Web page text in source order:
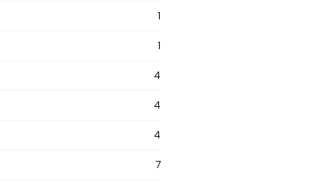
1
1
4
4
4
7